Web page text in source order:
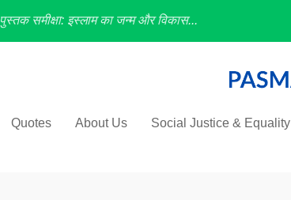
पुस्तक समीक्षा: इस्लाम का जन्म और विकास...
Quotes About Us Social Justice & Equality